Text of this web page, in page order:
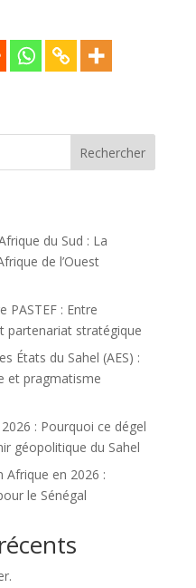
Rechercher
du Sud : La
de l’Ouest
PASTEF : Entre
partenariat stratégique
États du Sahel (AES) :
et pragmatisme
: Pourquoi ce dégel
géopolitique du Sahel
Afrique en 2026 :
le Sénégal